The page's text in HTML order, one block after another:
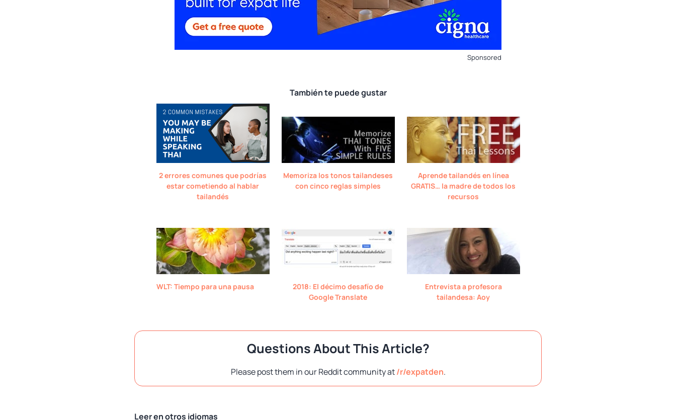
Sponsored
También te puede gustar
2 errores comunes que podrías
estar cometiendo al hablar
tailandés
Memoriza los tonos tailandeses
con cinco reglas simples
Aprende tailandés en línea
GRATIS… la madre de todos los
recursos
WLT: Tiempo para una pausa
2018: El décimo desafío de
Google Translate
Entrevista a profesora
tailandesa: Aoy
Questions About This Article?
Please post them in our Reddit community at/r/expatden.
Leer en otros idiomas